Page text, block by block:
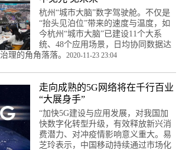
杭州“城市大脑”数字驾驶舱。不仅是
“抬头见泊位”带来的速度与温度，如
今杭州“城市大脑”已建设11个大系
统、48个应用场景，日均协同数据达
理的角角落落。 2020-11-23 23:04
走向成熟的5G网络将在千行百业
“大展身手”
“加快5G建设与应用发展，对我国加
快数字化转型升级，有效释放新兴消
费潜力、对冲疫情影响意义重大。易
芝玲表示，中国移动持续通过市场化